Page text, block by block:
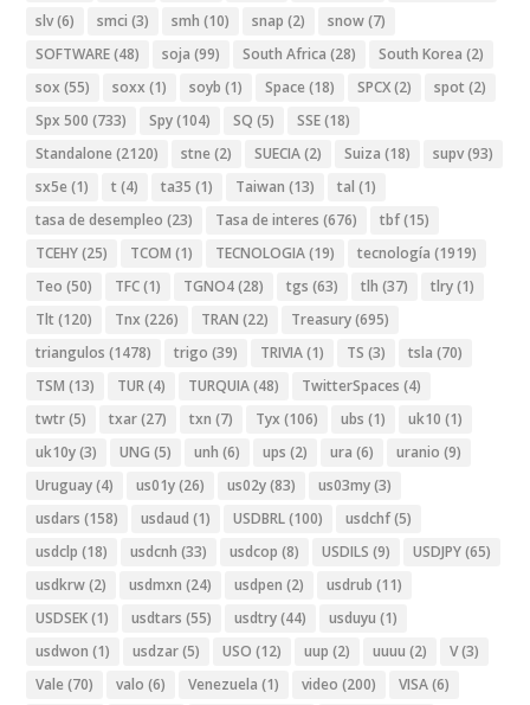
slv(6) smci (3) smh (10) snap (2) snow(7)
SOFTWARE(48) soja (99) South Africa (28) South Korea (2)
sox (55) soxx (1) soyb (1) Space (18) SPCX(2) spot (2)
Spx 500 (733) Spy(104) SQ (5) SSE(18)
Standalone (2120) stne (2) SUECIA(2) Suiza (18) supv(93)
sx5e (1) t (4) ta35 (1) Taiwan (13) tal (1)
tasa de desempleo (23) Tasa de interes (676) tbf(15)
TCEHY(25) TCOM (1) TECNOLOGIA(19) tecnología (1919)
Teo (50) TFC(1) TGNO4(28) tgs (63) tlh (37) tlry(1)
Tlt (120) Tnx (226) TRAN (22) Treasury(695)
triangulos (1478) trigo (39) TRIVIA(1) TS (3) tsla (70)
TSM (13) TUR(4) TURQUIA(48) TwitterSpaces (4)
twtr(5) txar(27) txn (7) Tyx (106) ubs (1) uk10 (1)
uk10y(3) UNG (5) unh (6) ups (2) ura (6) uranio (9)
Uruguay(4) us01y(26) us02y(83) us03my(3)
usdars (158) usdaud (1) USDBRL(100) usdchf(5)
usdclp (18) usdcnh (33) usdcop (8) USDILS (9) USDJPY(65)
usdkrw(2) usdmxn (24) usdpen (2) usdrub (11)
USDSEK(1) usdtars (55) usdtry(44) usduyu (1)
usdwon (1) usdzar(5) USO (12) uup (2) uuuu (2) V(3)
Vale (70) valo (6) Venezuela (1) video (200) VISA(6)